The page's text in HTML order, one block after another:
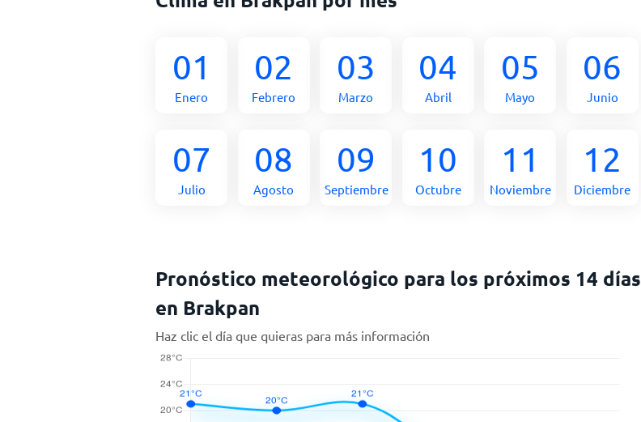
01
Enero
02
Febrero
03
Marzo
04
Abril
05
Mayo
06
Junio
07
Julio
08
Agosto
09
Septiembre
10
Octubre
11
Noviembre
12
Diciembre
Pronóstico meteorológico para los próximos 14 días
en Brakpan
Haz clic el día que quieras para más información